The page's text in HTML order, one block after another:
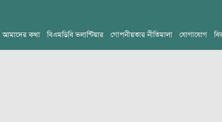
আমাদের কথা বিএমডিবি ভলান্টিয়ার গোপনীয়তার নীতিমালা যোগাযোগ